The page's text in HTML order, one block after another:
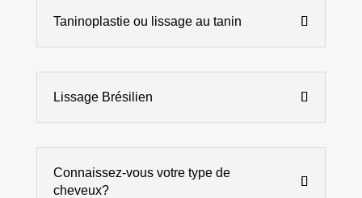
Taninoplastie ou lissage au tanin
Lissage Brésilien
Connaissez-vous votre type de
cheveux?